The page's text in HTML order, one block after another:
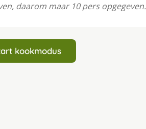
daarom maar 10 pers opgegeven.
kookmodus